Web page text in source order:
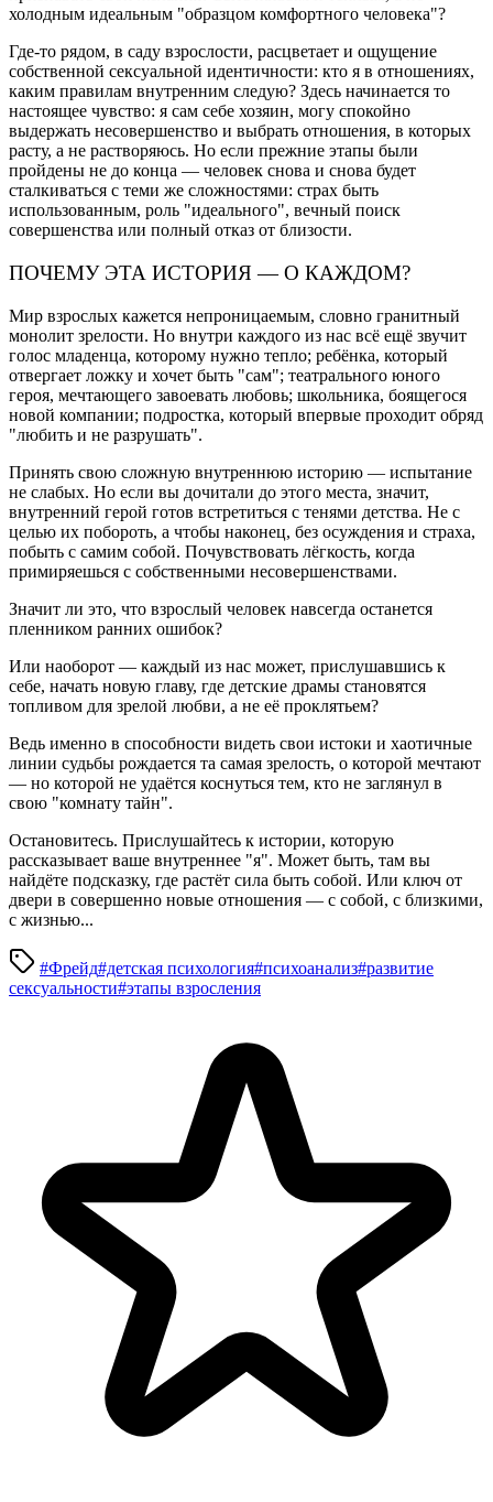
холодным идеальным "образцом комфортного человека"?
Где-то рядом, в саду взрослости, расцветает и ощущение
собственной сексуальной идентичности: кто я в отношениях,
каким правилам внутренним следую? Здесь начинается то
настоящее чувство: я сам себе хозяин, могу спокойно
выдержать несовершенство и выбрать отношения, в которых
расту, а не растворяюсь. Но если прежние этапы были
пройдены не до конца — человек снова и снова будет
сталкиваться с теми же сложностями: страх быть
использованным, роль "идеального", вечный поиск
совершенства или полный отказ от близости.
ПОЧЕМУ ЭТА ИСТОРИЯ — О КАЖДОМ?
Мир взрослых кажется непроницаемым, словно гранитный
монолит зрелости. Но внутри каждого из нас всё ещё звучит
голос младенца, которому нужно тепло; ребёнка, который
отвергает ложку и хочет быть "сам"; театрального юного
героя, мечтающего завоевать любовь; школьника, боящегося
новой компании; подростка, который впервые проходит обряд
"любить и не разрушать".
Принять свою сложную внутреннюю историю — испытание
не слабых. Но если вы дочитали до этого места, значит,
внутренний герой готов встретиться с тенями детства. Не с
целью их побороть, а чтобы наконец, без осуждения и страха,
побыть с самим собой. Почувствовать лёгкость, когда
примиряешься с собственными несовершенствами.
Значит ли это, что взрослый человек навсегда останется
пленником ранних ошибок?
Или наоборот — каждый из нас может, прислушавшись к
себе, начать новую главу, где детские драмы становятся
топливом для зрелой любви, а не её проклятьем?
Ведь именно в способности видеть свои истоки и хаотичные
линии судьбы рождается та самая зрелость, о которой мечтают
— но которой не удаётся коснуться тем, кто не заглянул в
свою "комнату тайн".
Остановитесь. Прислушайтесь к истории, которую
рассказывает ваше внутреннее "я". Может быть, там вы
найдёте подсказку, где растёт сила быть собой. Или ключ от
двери в совершенно новые отношения — с собой, с близкими,
с жизнью...
#Фрейд#детская психология#психоанализ#развитие
сексуальности#этапы взросления